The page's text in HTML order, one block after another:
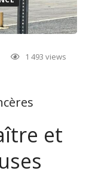
1 493 views
et